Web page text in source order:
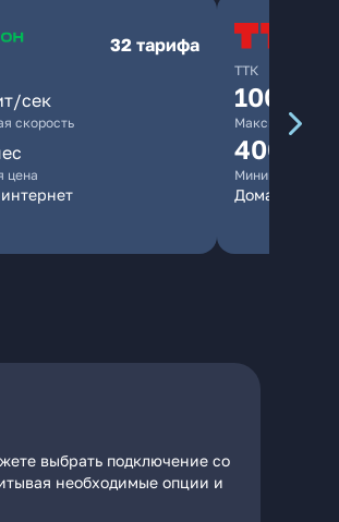
32 тарифа
сек
скорость
цена
ТТК
100
Максимальная
400
Минимальная
Домашний
выбрать подключение со
необходимые опции и